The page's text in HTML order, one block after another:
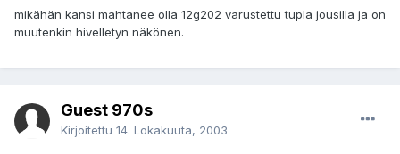
mikähän kansi mahtanee olla 12g202 varustettu tupla jousilla ja on
muutenkin hivelletyn näkönen.
Guest 970s
Kirjoitettu 14. Lokakuuta, 2003